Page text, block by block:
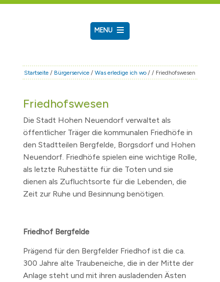
MENU
RATHAUS & POLITIK
FAMILIE & BILDUNG
TOURISMUS
BAUEN & WIRTSCHAFT
Startseite / Bürgerservice /Was erledige ich wo / / Friedhofswesen
Friedhofswesen
Die Stadt Hohen Neuendorf verwaltet als
öffentlicher Träger die kommunalen Friedhöfe in
den Stadtteilen Bergfelde, Borgsdorf und Hohen
Neuendorf. Friedhöfe spielen eine wichtige Rolle,
als letzte Ruhestätte für die Toten und sie
dienen als Zufluchtsorte für die Lebenden, die
Zeit zur Ruhe und Besinnung benötigen.
Friedhof Bergfelde
Prägend für den Bergfelder Friedhof ist die ca.
300 Jahre alte Traubeneiche, die in der Mitte der
Anlage steht und mit ihren ausladenden Ästen